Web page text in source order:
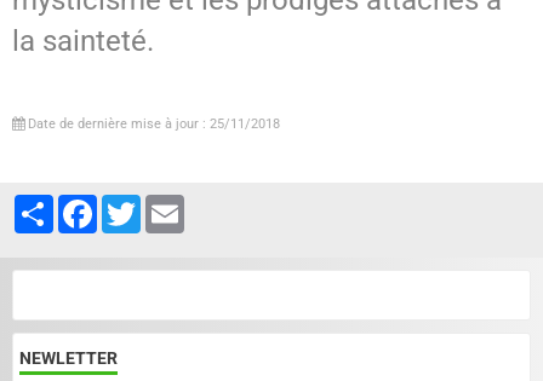
la sainteté.
Date de dernière mise à jour : 25/11/2018
PartagerFacebook
Twitter
NEWLETTER